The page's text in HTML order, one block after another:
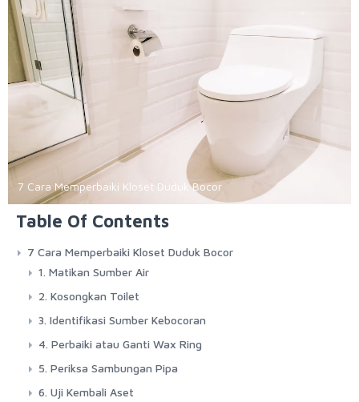
7 Cara Memperbaiki Kloset Duduk Bocor
Table Of Contents
7 Cara Memperbaiki Kloset Duduk Bocor
1. Matikan Sumber Air
2. Kosongkan Toilet
3. Identifikasi Sumber Kebocoran
4. Perbaiki atau Ganti Wax Ring
5. Periksa Sambungan Pipa
6. Uji Kembali Aset